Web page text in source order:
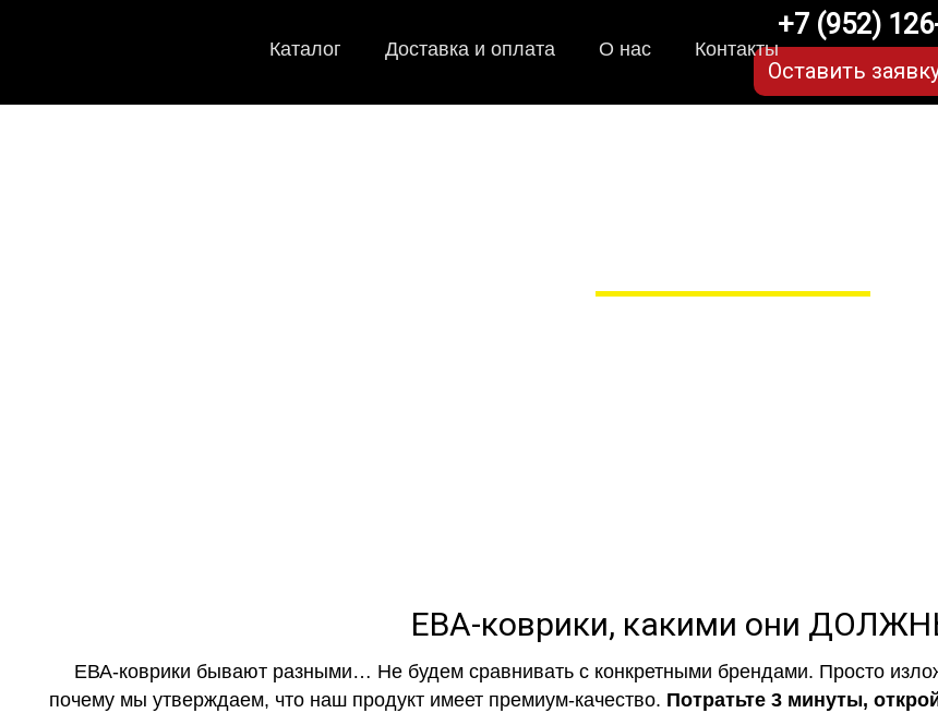
Каталог Доставка и оплата О нас Контакты
+7 (952)
Оставить
ЕВА-коврики, какими они
ЕВА-коврики бывают разными… Не будем сравнивать с конкретными брендами. Просто
почему мы утверждаем, что наш продукт имеет премиум-качество. Потратьте 3 минуты,